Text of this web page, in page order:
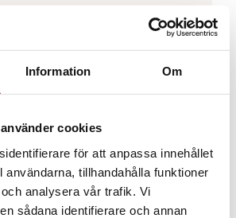
Information Om
cookies
för att anpassa innehållet
användarna, tillhandahålla funktioner
analysera vår trafik. Vi
sådana identifierare och annan
är det?
en datalogger?
och justering?
mina loggers?
på - kalibrera under sommaren